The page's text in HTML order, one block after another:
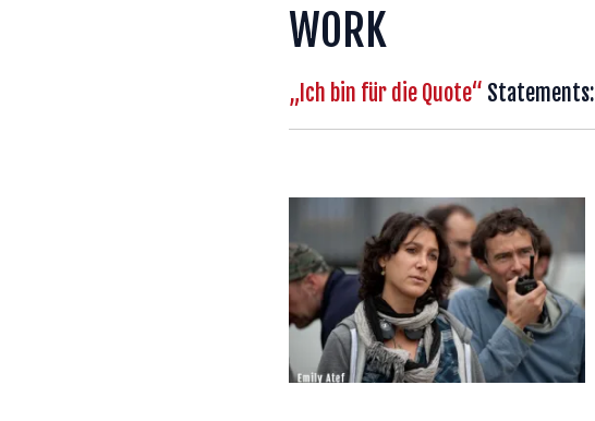
WORK
„Ich bin für die Quote“ Statements: